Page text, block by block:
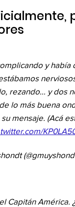
y había
rezando… y dos
lo más buena
mensaje. (Acá
Capitán América.